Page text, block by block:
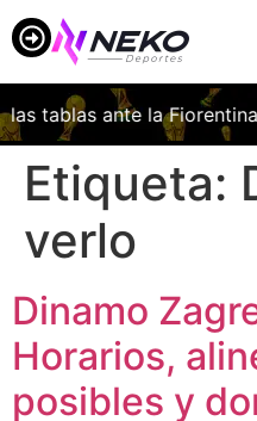
tablas ante la Fiorentina
Etiqueta:
verlo
Dinamo
Horarios,
posibles y